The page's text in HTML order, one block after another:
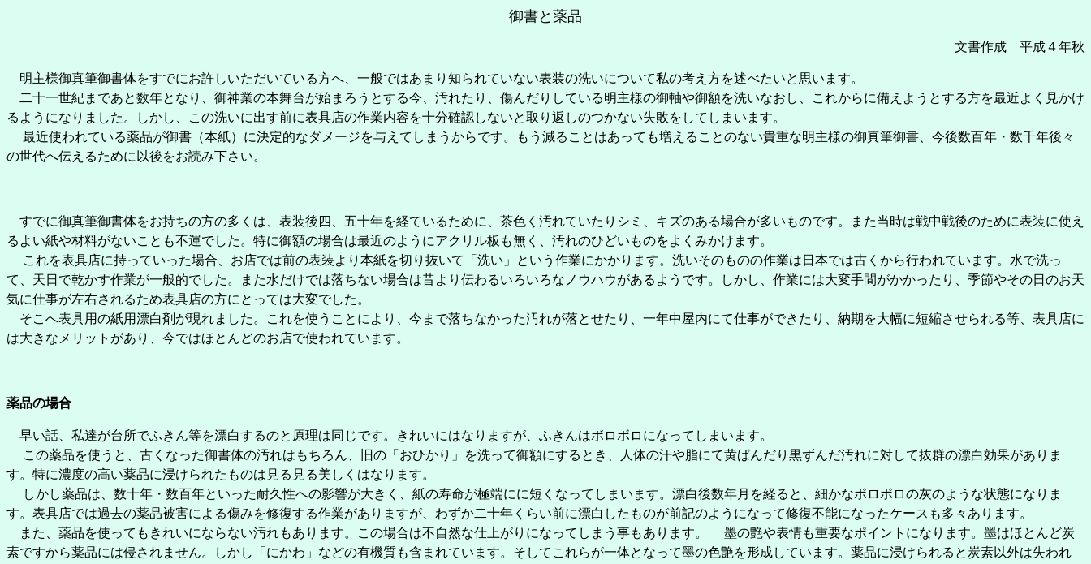
御書と薬品
文書作成 平成４年秋
明主様御真筆御書体をすでにお許しいただいている方へ、一般ではあまり知られていない表装の洗いについて私の考え方を述べたいと思います。
二十一世紀まであと数年となり、御神業の本舞台が始まろうとする今、汚れたり、傷んだりしている明主様の御軸や御額を洗いなおし、これからに備えようとする方を最近よく見かけ
るようになりました。しかし、この洗いに出す前に表具店の作業内容を十分確認しないと取り返しのつかない失敗をしてしまいます。
最近使われている薬品が御書（本紙）に決定的なダメージを与えてしまうからです。もう減ることはあっても増えることのない貴重な明主様の御真筆御書、今後数百年・数千年後々
の世代へ伝えるために以後をお読み下さい。
すでに御真筆御書体をお持ちの方の多くは、表装後四、五十年を経ているために、茶色く汚れていたりシミ、キズのある場合が多いものです。また当時は戦中戦後のために表装に使え
るよい紙や材料がないことも不運でした。特に御額の場合は最近のようにアクリル板も無く、汚れのひどいものをよくみかけます。
これを表具店に持っていった場合、お店では前の表装より本紙を切り抜いて「洗い」という作業にかかります。洗いそのものの作業は日本では古くから行われています。水で洗っ
て、天日で乾かす作業が一般的でした。また水だけでは落ちない場合は昔より伝わるいろいろなノウハウがあるようです。しかし、作業には大変手間がかかったり、季節やその日のお天
気に仕事が左右されるため表具店の方にとっては大変でした。
そこへ表具用の紙用漂白剤が現れました。これを使うことにより、今まで落ちなかった汚れが落とせたり、一年中屋内にて仕事ができたり、納期を大幅に短縮させられる等、表具店に
は大きなメリットがあり、今ではほとんどのお店で使われています。
薬品の場合
早い話、私達が台所でふきん等を漂白するのと原理は同じです。きれいにはなりますが、ふきんはボロボロになってしまいます。
この薬品を使うと、古くなった御書体の汚れはもちろん、旧の「おひかり」を洗って御額にするとき、人体の汗や脂にて黄ばんだり黒ずんだ汚れに対して抜群の漂白効果がありま
す。特に濃度の高い薬品に浸けられたものは見る見る美しくはなります。
しかし薬品は、数十年・数百年といった耐久性への影響が大きく、紙の寿命が極端にに短くなってしまいます。漂白後数年月を経ると、細かなポロポロの灰のような状態になりま
す。表具店では過去の薬品被害による傷みを修復する作業がありますが、わずか二十年くらい前に漂白したものが前記のようになって修復不能になったケースも多々あります。
また、薬品を使ってもきれいにならない汚れもあります。この場合は不自然な仕上がりになってしまう事もあります。 墨の艶や表情も重要なポイントになります。墨はほとんど炭
素ですから薬品には侵されません。しかし「にかわ」などの有機質も含まれています。そしてこれらが一体となって墨の色艶を形成しています。薬品に浸けられると炭素以外は失われ